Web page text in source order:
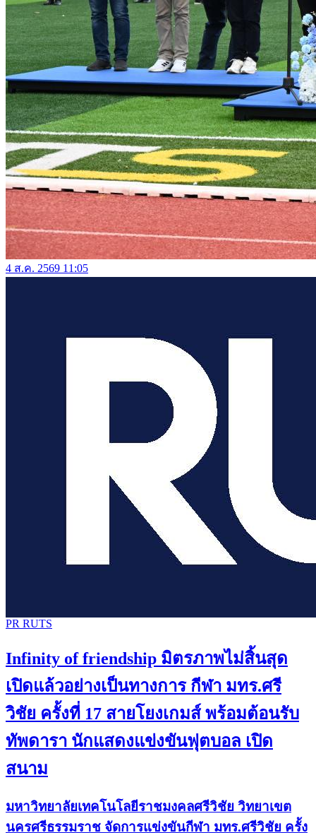
4 ส.ค. 2569 11:05
PR RUTS
Infinity of friendship มิตรภาพไม่สิ้นสุด
เปิดแล้วอย่างเป็นทางการ กีฬา มทร.ศรี
วิชัย ครั้งที่ 17 สายโยงเกมส์ พร้อมต้อนรับ
ทัพดารา นักแสดงแข่งขันฟุตบอล เปิด
สนาม
มหาวิทยาลัยเทคโนโลยีราชมงคลศรีวิชัย วิทยาเขต
นครศรีธรรมราช จัดการแข่งขันกีฬา มทร.ศรีวิชัย ครั้ง